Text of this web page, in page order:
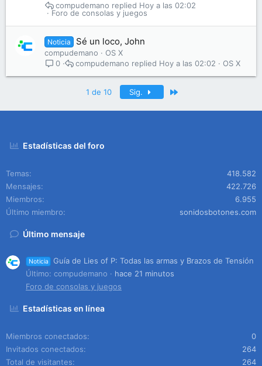
Foro de consolas y juegos
Hoy a las 02:02
compudemano
Noticia Sé un loco, John
compudemano
OS X
0
OS X
Hoy a las 02:02
compudemano
1 de 10 Sig.
Estadísticas del foro
Temas
418.582
Mensajes
422.726
Miembros
6.955
Último miembro
sonidosbotones.com
Último mensaje
Noticia
Guía de Lies of P: Todas las armas y Brazos de Tensión
Último: compudemano
hace 21 minutos
Foro de consolas y juegos
Estadísticas en línea
Miembros conectados
0
Invitados conectados
264
Total de visitantes
264